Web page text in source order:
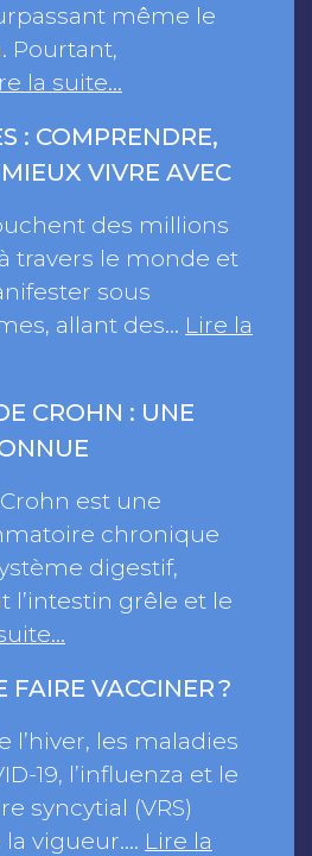
même le
Pourtant,
la suite…
: COMPRENDRE,
VIVRE AVEC
des millions
travers le monde et
sous
allant des… Lire la
CROHN : UNE
est une
chronique
digestif,
l’intestin grêle et le
FAIRE VACCINER ?
l’hiver, les maladies
19, l’influenza et le
syncytial (VRS)
vigueur.… Lire la